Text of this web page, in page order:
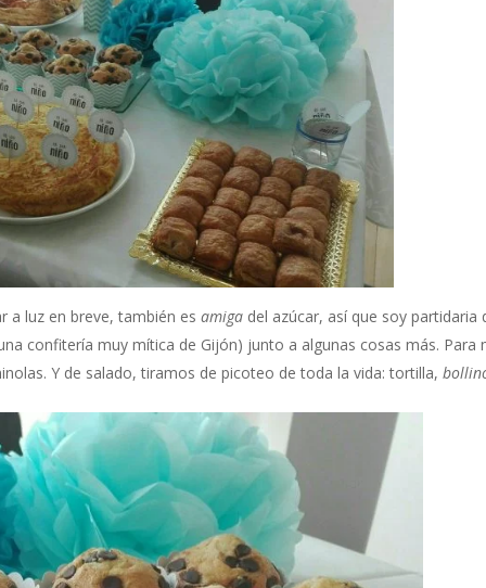
a luz en breve, también es amiga del azúcar, así que soy partidaria
confitería muy mítica de Gijón) junto a algunas cosas más. Para
Y de salado, tiramos de picoteo de toda la vida: tortilla,